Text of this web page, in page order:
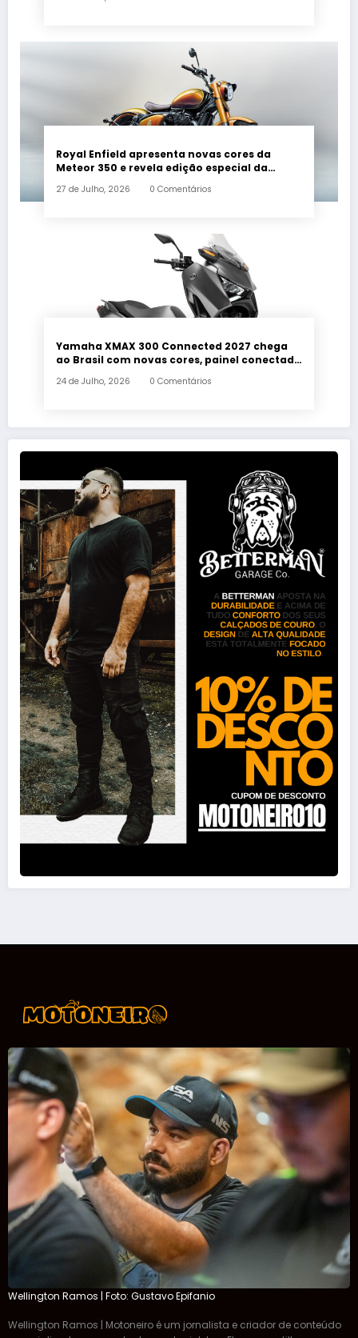
Royal Enfield apresenta novas cores da
Meteor 350 e revela edição especial da
27 de Julho, 2026 0 Comentários
Yamaha XMAX 300 Connected 2027 chega
ao Brasil com novas cores, painel conectado
24 de Julho, 2026 0 Comentários
Wellington Ramos | Foto: Gustavo Epifanio
Wellington Ramos | Motoneiro é um jornalista e criador de conteúdo